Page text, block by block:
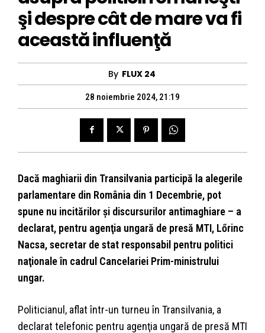
şi despre cât de mare va fi
această influenţă
By FLUX 24
28 noiembrie 2024, 21:19
Dacă maghiarii din Transilvania participă la alegerile
parlamentare din România din 1 Decembrie, pot
spune nu incitărilor şi discursurilor antimaghiare – a
declarat, pentru agenţia ungară de presă MTI, Lőrinc
Nacsa, secretar de stat responsabil pentru politici
naţionale în cadrul Cancelariei Prim-ministrului
ungar.
Politicianul, aflat într-un turneu în Transilvania, a
declarat telefonic pentru agenţia ungară de presă MTI